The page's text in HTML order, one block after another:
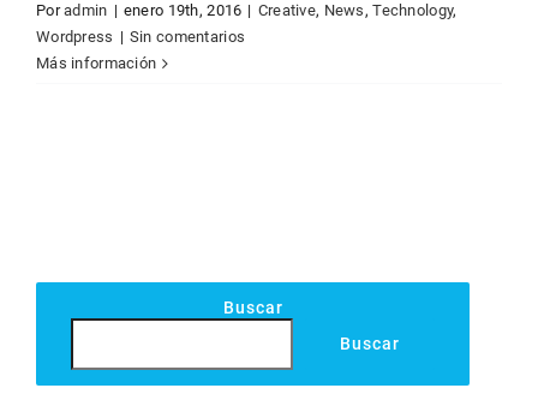
Poradmin | enero 19th, 2016 | Creative, News,Technology,
Wordpress | Sin comentarios
Más información
Buscar
Buscar